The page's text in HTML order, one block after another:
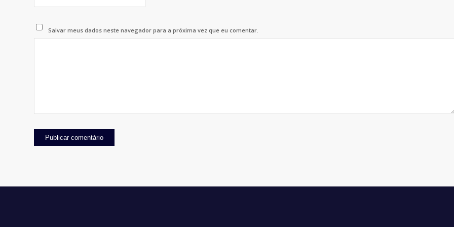
Salvar meus dados neste navegador para a próxima vez que eu comentar.